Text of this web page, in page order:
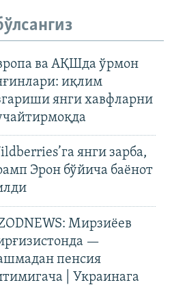
ва АҚШда ўрмон
иқлим
янги хавфларни
янги зарба,
Эрон бўйича баёнот
Мирзиёев
—
пенсия
| Украинага